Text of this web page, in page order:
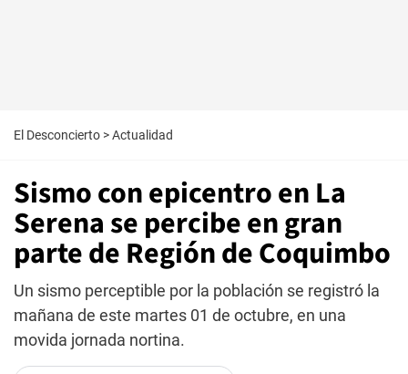
El Desconcierto >Actualidad
Sismo con epicentro en La
Serena se percibe en gran
parte de Región de Coquimbo
Un sismo perceptible por la población se registró la
mañana de este martes 01 de octubre, en una
movida jornada nortina.